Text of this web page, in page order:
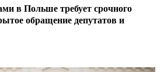
в Польше требует срочного
обращение депутатов и